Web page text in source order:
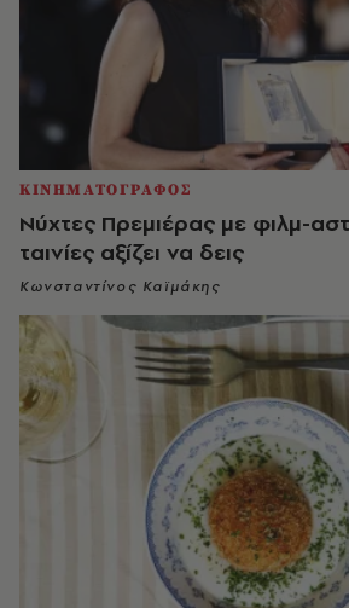
ΚΙΝΗΜΑΤΟΓΡΑΦΟΣ
Νύχτες Πρεμιέρας με φιλμ-
ταινίες αξίζει να δεις
Κωνσταντίνος Καϊμάκης